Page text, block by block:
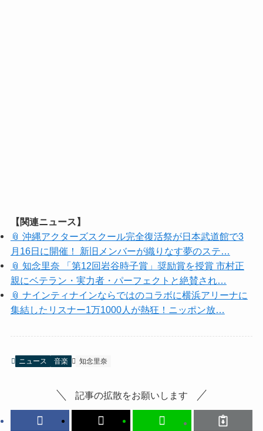
【関連ニュース】
📎 沖縄アクターズスクール完全復活祭が日本武道館で3
月16日に開催！ 新旧メンバーが織りなす夢のステ…
📎 知念里奈 「第12回岩谷時子賞」奨励賞を授賞 市村正
親にベテラン・実力者・パーフェクトと絶賛され…
📎 ナインティナインならではのコラボに横浜アリーナに
集結したリスナー1万1000人が熱狂！ニッポン放…
ニュース 音楽 知念里奈
記事の拡散をお願いします